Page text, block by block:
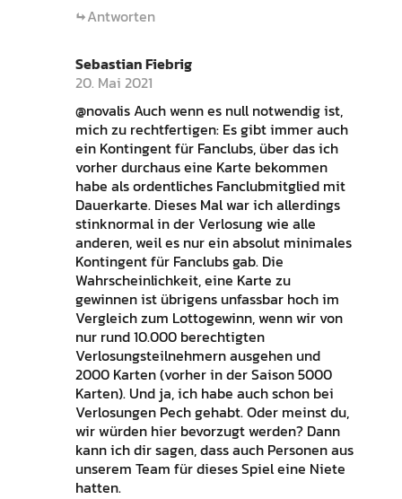
Antworten
Sebastian Fiebrig
20. Mai 2021
@novalis Auch wenn es null notwendig ist,
mich zu rechtfertigen: Es gibt immer auch
ein Kontingent für Fanclubs, über das ich
vorher durchaus eine Karte bekommen
habe als ordentliches Fanclubmitglied mit
Dauerkarte. Dieses Mal war ich allerdings
stinknormal in der Verlosung wie alle
anderen, weil es nur ein absolut minimales
Kontingent für Fanclubs gab. Die
Wahrscheinlichkeit, eine Karte zu
gewinnen ist übrigens unfassbar hoch im
Vergleich zum Lottogewinn, wenn wir von
nur rund 10.000 berechtigten
Verlosungsteilnehmern ausgehen und
2000 Karten (vorher in der Saison 5000
Karten). Und ja, ich habe auch schon bei
Verlosungen Pech gehabt. Oder meinst du,
wir würden hier bevorzugt werden? Dann
kann ich dir sagen, dass auch Personen aus
unserem Team für dieses Spiel eine Niete
hatten.